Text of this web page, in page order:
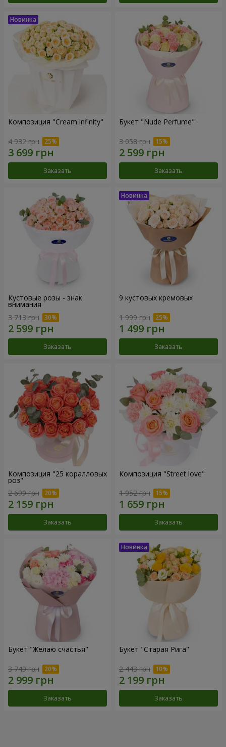
Композиция "Cream infinity"
4 932 грн
Заказать
Букет "Nude Perfume"
3 058 грн
Заказать
Кустовые розы - знак
внимания
3 713 грн
Заказать
9 кустовых кремовых
1 999 грн
Заказать
Композиция "25 коралловых
роз"
2 699 грн
Заказать
Композиция "Street love"
1 952 грн
Заказать
Букет "Желаю счастья"
3 749 грн
Заказать
Букет "Старая Рига"
2 443 грн
Заказать